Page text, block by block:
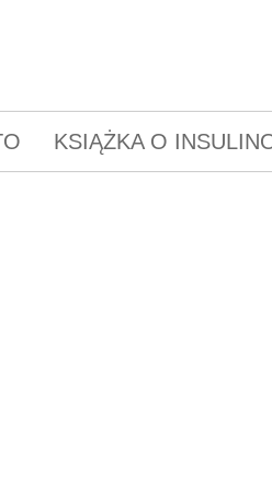
KSIĄŻKA O